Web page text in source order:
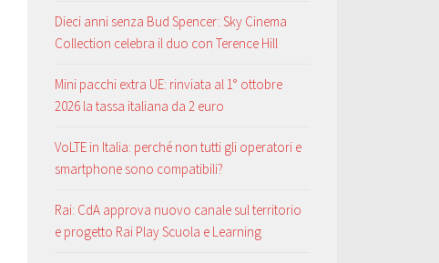
Dieci anni senza Bud Spencer: Sky Cinema
Collection celebra il duo con Terence Hill
Mini pacchi extra UE: rinviata al 1° ottobre
2026 la tassa italiana da 2 euro
VoLTE in Italia: perché non tutti gli operatori e
smartphone sono compatibili?
Rai: CdA approva nuovo canale sul territorio
e progetto Rai Play Scuola e Learning